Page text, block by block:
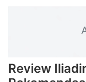
Review